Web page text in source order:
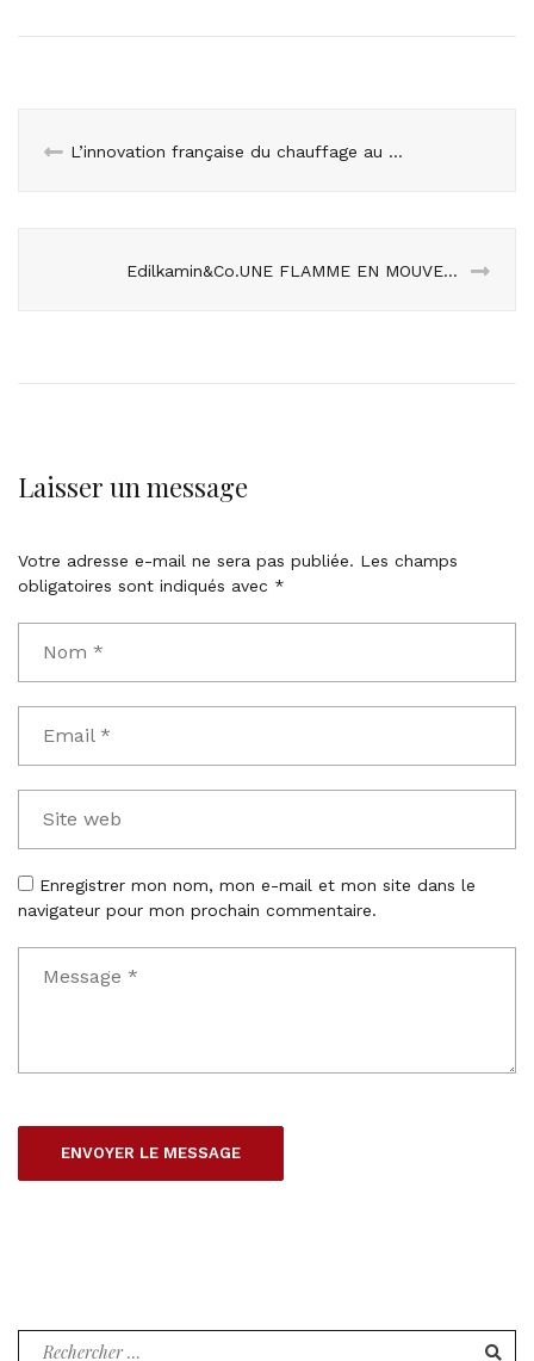
L’innovation française du chauffage au bois — Brisach
Edilkamin&Co.UNE FLAMME EN MOUVEMENT CONTINU.
Laisser un message
Votre adresse e-mail ne sera pas publiée. Les champs
obligatoires sont indiqués avec *
Enregistrer mon nom, mon e-mail et mon site dans le
navigateur pour mon prochain commentaire.
Recherche